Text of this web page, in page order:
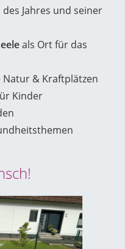
Jahres und seiner
als Ort für das
& Kraftplätzen
Kinder